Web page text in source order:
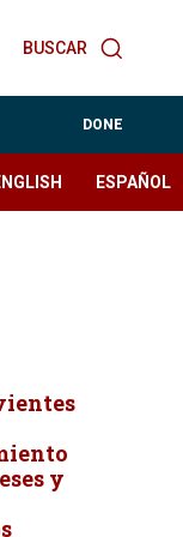
BUSCAR
DONE
ESPAÑOL
y